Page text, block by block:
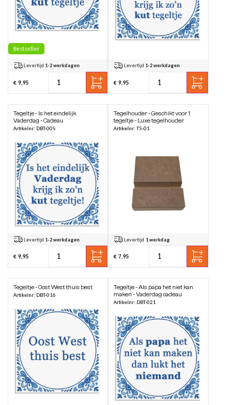
Bestseller
Levertijd 1-2 werkdagen
€ 9,95
Levertijd 1-2 werkdagen
€ 9,95
Tegeltje - Is het eindelijk
Vaderdag - Cadeau
Artikelnr: DBT-005
Levertijd 1-2 werkdagen
€ 9,95
Tegelhouder - Geschikt voor 1
tegeltje - Luxe tegelhouder
Artikelnr: TS-01
Levertijd 1 werkdag
€ 7,95
Tegeltje - Oost West thuis best
Artikelnr: DBT-016
Tegeltje - Als papa het niet kan
maken - Vaderdag cadeau
Artikelnr: DBT-021